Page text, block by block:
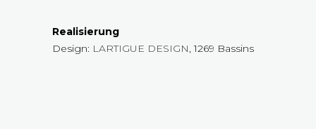
Realisierung
Design: LARTIGUE DESIGN, 1269 Bassins